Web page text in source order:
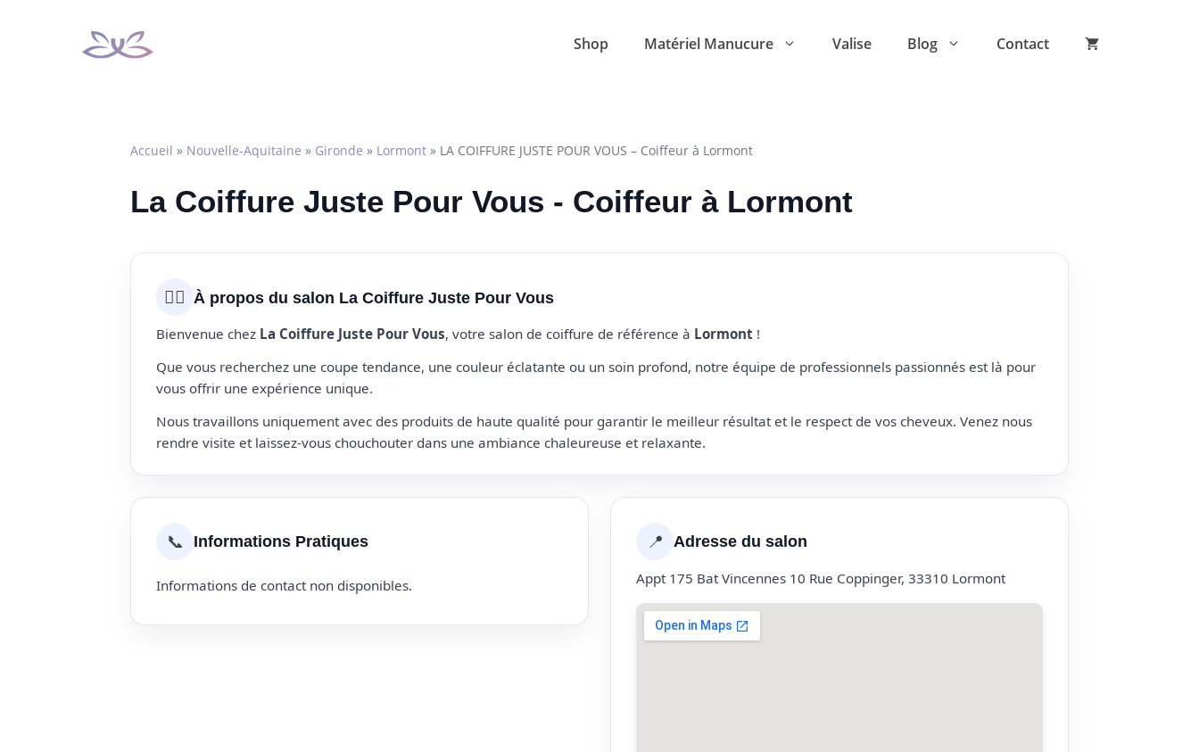
Shop Matériel Manucure Valise Blog Contact
Accueil » Nouvelle-Aquitaine » Gironde » Lormont » LA COIFFURE JUSTE POUR VOUS – Coiffeur à Lormont
La Coiffure Juste Pour Vous - Coiffeur à Lormont
💇‍♀️ À propos du salon La Coiffure Juste Pour Vous
Bienvenue chez La Coiffure Juste Pour Vous, votre salon de coiffure de référence à Lormont !
Que vous recherchez une coupe tendance, une couleur éclatante ou un soin profond, notre équipe de professionnels passionnés est là pour
vous offrir une expérience unique.
Nous travaillons uniquement avec des produits de haute qualité pour garantir le meilleur résultat et le respect de vos cheveux. Venez nous
rendre visite et laissez-vous chouchouter dans une ambiance chaleureuse et relaxante.
📞 Informations Pratiques
Informations de contact non disponibles.
📍 Adresse du salon
Appt 175 Bat Vincennes 10 Rue Coppinger, 33310 Lormont